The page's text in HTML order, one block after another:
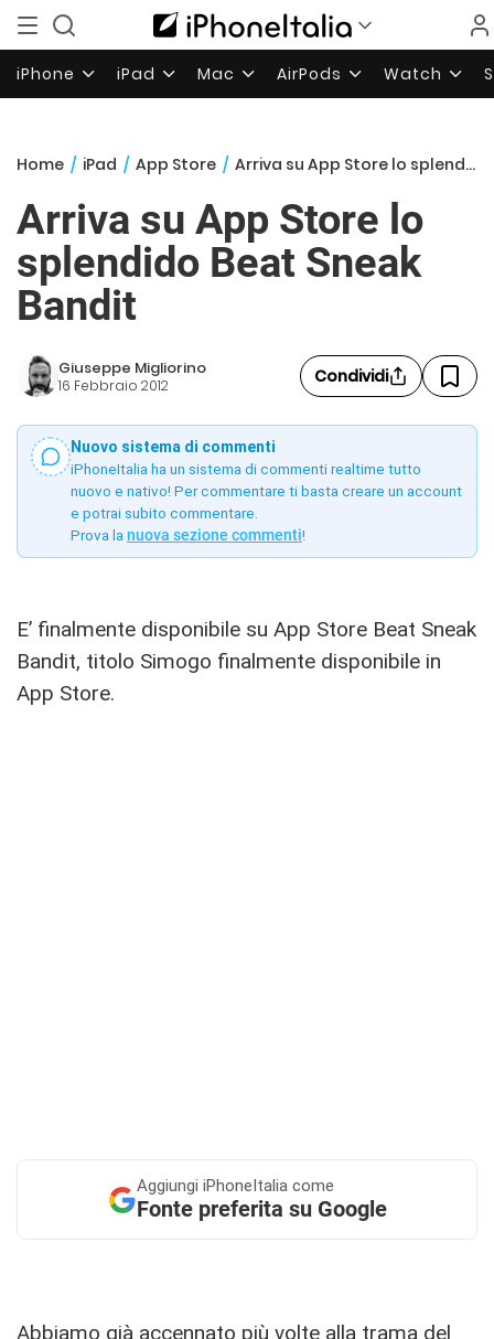
iPhone iPad Mac AirPods Watch
Home / iPad / App Store / Arriva su App Store lo splendido Beat Sneak Bandit
Arriva su App Store lo
splendido Beat Sneak
Bandit
Giuseppe Migliorino
16 Febbraio 2012 Condividi
Nuovo sistema di commenti
iPhoneItalia ha un sistema di commenti realtime tutto
nuovo e nativo! Per commentare ti basta creare un account
e potrai subito commentare.
Prova la nuova sezione commenti!
E’ finalmente disponibile su App Store Beat Sneak
Bandit, titolo Simogo finalmente disponibile in
App Store.
Aggiungi iPhoneItalia come
Fonte preferita su Google
Abbiamo già accennato più volte alla trama del